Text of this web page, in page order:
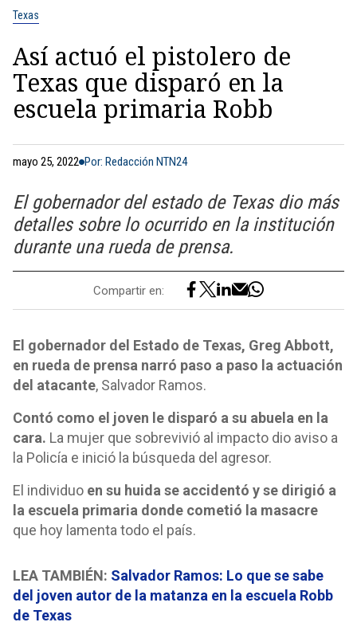
Texas
Así actuó el pistolero de
Texas que disparó en la
escuela primaria Robb
mayo 25, 2022 Por: Redacción NTN24
El gobernador del estado de Texas dio más
detalles sobre lo ocurrido en la institución
durante una rueda de prensa.
Compartir en:
El gobernador del Estado de Texas, Greg Abbott,
en rueda de prensa narró paso a paso la actuación
del atacante, Salvador Ramos.
Contó como el joven le disparó a su abuela en la
cara. La mujer que sobrevivió al impacto dio aviso a
la Policía e inició la búsqueda del agresor.
El individuo en su huida se accidentó y se dirigió a
la escuela primaria donde cometió la masacre
que hoy lamenta todo el país.
LEA TAMBIÉN: Salvador Ramos: Lo que se sabe
del joven autor de la matanza en la escuela Robb
de Texas